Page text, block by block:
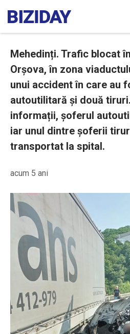
Mehedinți. Trafic blocat
Orșova, în zona
unui accident în care au
autoutilitară și două
informații, șoferul
iar unul dintre șoferii
transportat la spital.
acum 5 ani